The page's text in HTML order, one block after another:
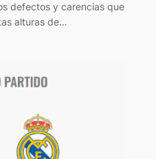
defectos y carencias que
alturas de…